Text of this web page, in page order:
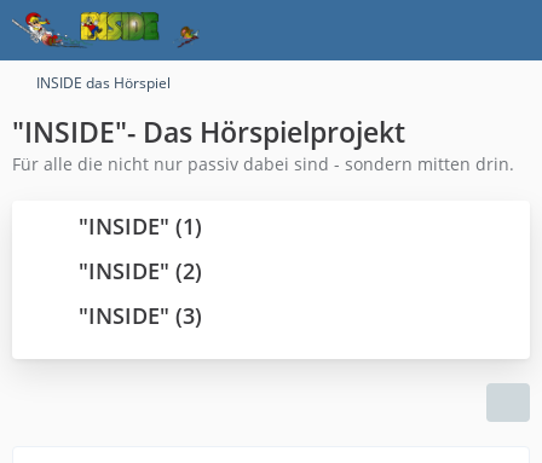
INSIDE das Hörspiel
"INSIDE"- Das Hörspielprojekt
Für alle die nicht nur passiv dabei sind - sondern mitten drin.
"INSIDE" (1)
"INSIDE" (2)
"INSIDE" (3)